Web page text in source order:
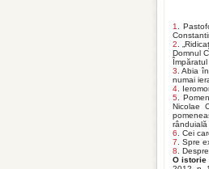
1.
2.
Domnul
3. Abia
numai
4.
5.
Nicolae
6. Cei
7. Spre
8.
O istorie